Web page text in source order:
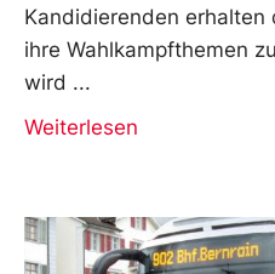
Kandidierenden erhalten
ihre Wahlkampfthemen
wird
Weiterlesen